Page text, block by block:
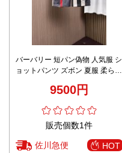
バーバリー 短パン偽物 人気服 シ
ョットパンツ ズボン 夏服 柔らか
9500円
販売個数1件
佐川急便 HOT